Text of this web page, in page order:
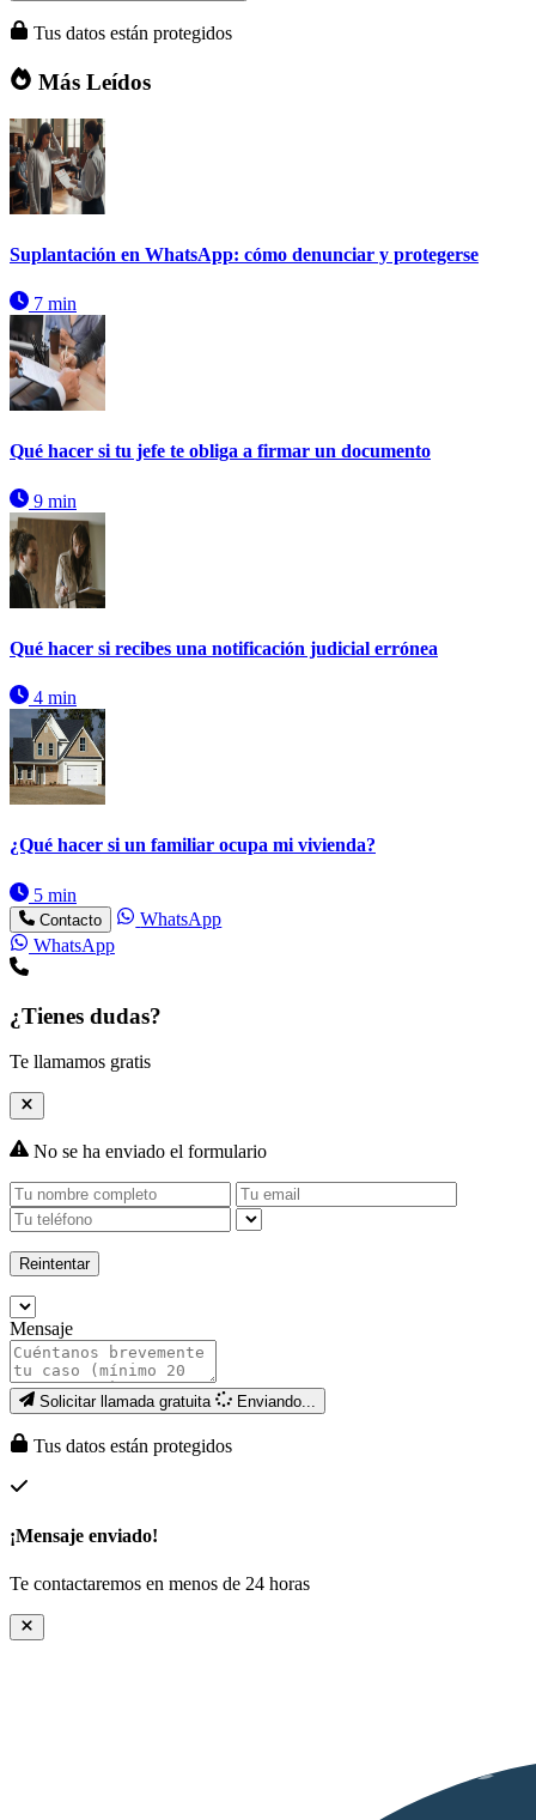
Tus datos están protegidos
Más Leídos
Suplantación en WhatsApp: cómo denunciar y protegerse
7 min
Qué hacer si tu jefe te obliga a firmar un documento
9 min
Qué hacer si recibes una notificación judicial errónea
4 min
¿Qué hacer si un familiar ocupa mi vivienda?
5 min
Contacto
WhatsApp
WhatsApp
¿Tienes dudas?
Te llamamos gratis
No se ha enviado el formulario
Reintentar
Mensaje
Solicitar llamada gratuita Enviando...
Tus datos están protegidos
¡Mensaje enviado!
Te contactaremos en menos de 24 horas